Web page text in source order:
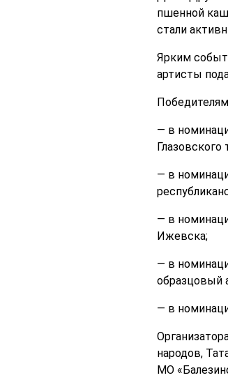
пшенной
стали
Ярким
артисты
— в
— в
— в
Ижевска;
— в
образцовый
— в
народов,
МО